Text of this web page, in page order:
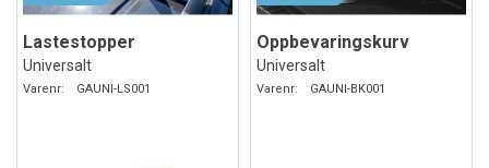
Lastestopper
Universalt
Varenr: GAUNI-LS001
Oppbevaringskurv
Universalt
Varenr: GAUNI-BK001